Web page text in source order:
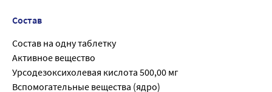
Состав
Состав на одну таблетку
Активное вещество
Урсодезоксихолевая кислота 500,00 мг
Вспомогательные вещества (ядро)